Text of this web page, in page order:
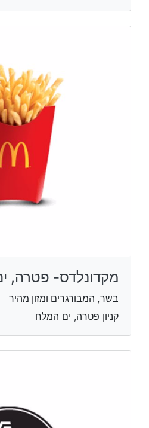
מקדונלדס- פטרה,
בשר, המבורגרים ומזון מהיר
קניון פטרה, ים המלח